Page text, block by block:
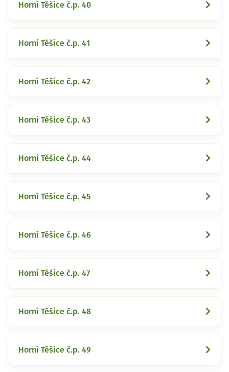
Horní Těšice č.p. 40
Horní Těšice č.p. 41
Horní Těšice č.p. 42
Horní Těšice č.p. 43
Horní Těšice č.p. 44
Horní Těšice č.p. 45
Horní Těšice č.p. 46
Horní Těšice č.p. 47
Horní Těšice č.p. 48
Horní Těšice č.p. 49